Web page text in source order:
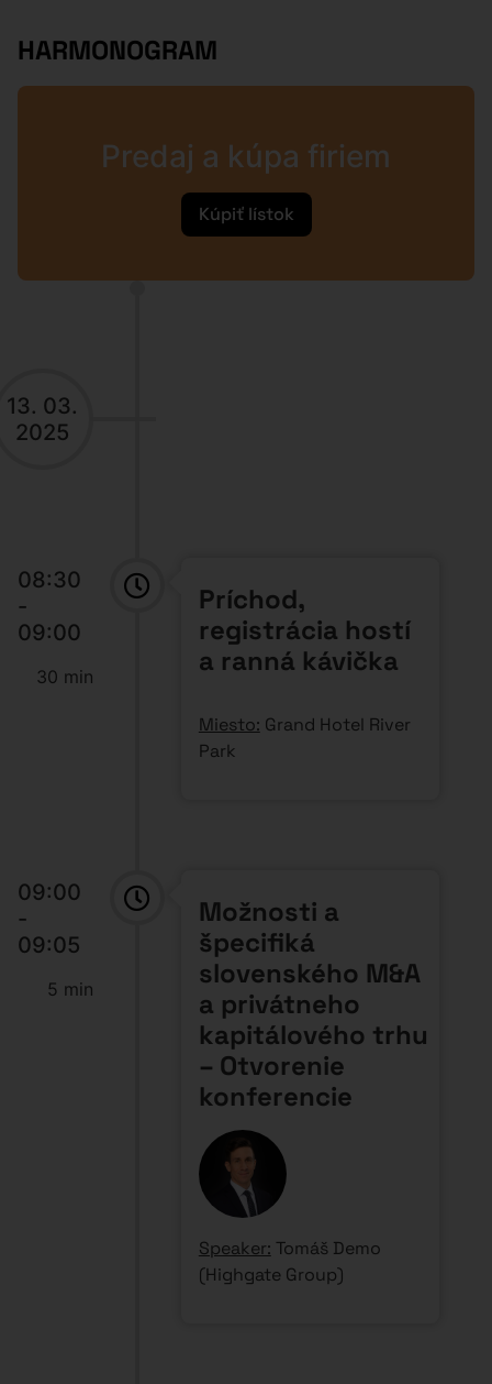
HARMONOGRAM
Predaj a kúpa firiem
Kúpiť lístok
13. 03.
2025
08:30
-
09:00
30 min
Príchod,
registrácia hostí
a ranná kávička
Miesto: Grand Hotel River
Park
09:00
-
09:05
5 min
Možnosti a
špecifiká
slovenského M&A
a privátneho
kapitálového trhu
– Otvorenie
konferencie
Speaker: Tomáš Demo
(Highgate Group)